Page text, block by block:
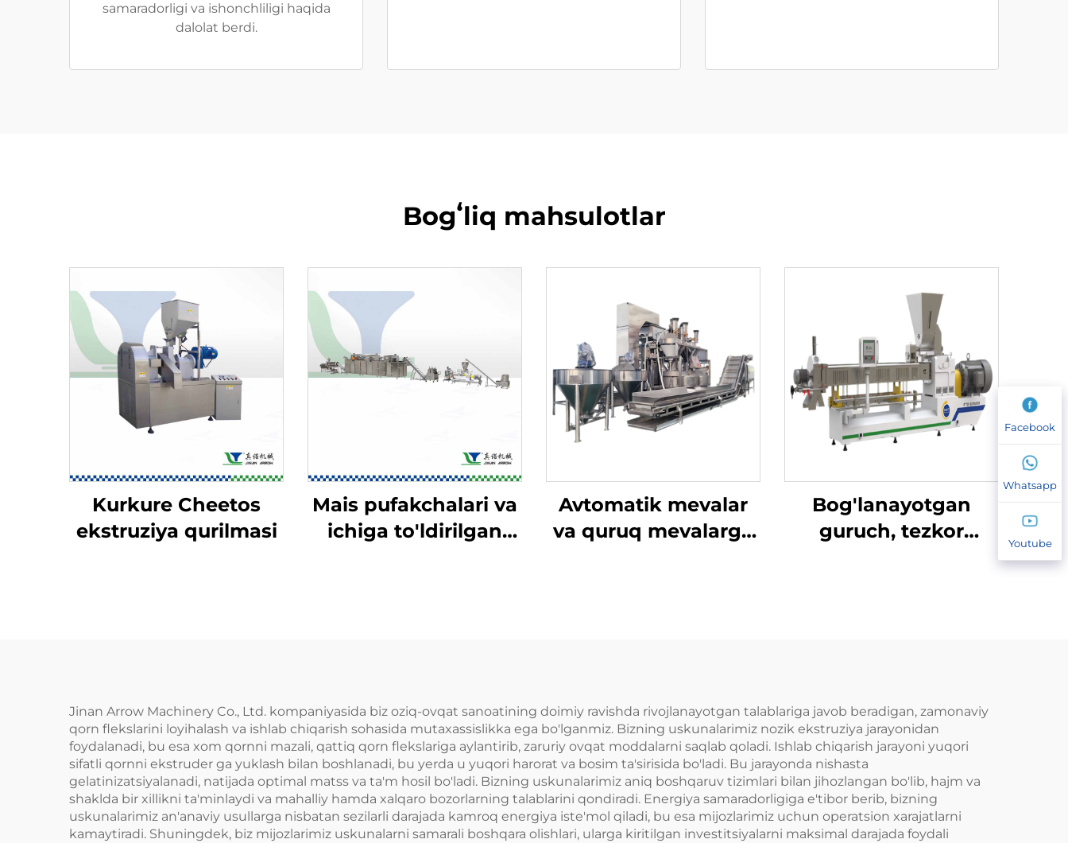
samaradorligi va ishonchliligi haqida
dalolat berdi.
Bogʻliq mahsulotlar
Kurkure Cheetos
ekstruziya qurilmasi
Mais pufakchalari va
ichiga to'ldirilgan
Avtomatik mevalar
va quruq mevalarga
Bog'lanayotgan
guruch, tezkor
Jinan Arrow Machinery Co., Ltd. kompaniyasida biz oziq-ovqat sanoatining doimiy ravishda rivojlanayotgan talablariga javob beradigan, zamonaviy
qorn flekslarini loyihalash va ishlab chiqarish sohasida mutaxassislikka ega bo'lganmiz. Bizning uskunalarimiz nozik ekstruziya jarayonidan
foydalanadi, bu esa xom qornni mazali, qattiq qorn flekslariga aylantirib, zaruriy ovqat moddalarni saqlab qoladi. Ishlab chiqarish jarayoni yuqori
sifatli qornni ekstruder ga yuklash bilan boshlanadi, bu yerda u yuqori harorat va bosim ta'sirisida bo'ladi. Bu jarayonda nishasta
gelatinizatsiyalanadi, natijada optimal matss va ta'm hosil bo'ladi. Bizning uskunalarimiz aniq boshqaruv tizimlari bilan jihozlangan bo'lib, hajm va
shaklda bir xillikni ta'minlaydi va mahalliy hamda xalqaro bozorlarning talablarini qondiradi. Energiya samaradorligiga e'tibor berib, bizning
uskunalarimiz an'anaviy usullarga nisbatan sezilarli darajada kamroq energiya iste'mol qiladi, bu esa mijozlarimiz uchun operatsion xarajatlarni
kamaytiradi. Shuningdek, biz mijozlarimiz uskunalarni samarali boshqara olishlari, ularga kiritilgan investitsiyalarni maksimal darajada foydali
Facebook
Whatsapp
Youtube